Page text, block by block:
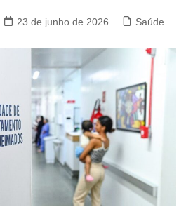
23 de junho de 2026 Saúde